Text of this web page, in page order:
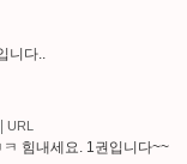
니다..
URL
힘내세요. 1권입니다~~